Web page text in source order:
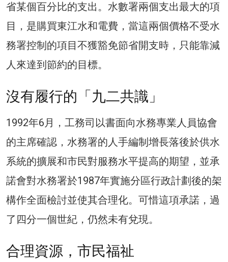
省某個百分比的支出。水數署兩個支出最大的項
目，是購買東江水和電費，當這兩個價格不受水
務署控制的項目不獲豁免節省開支時，只能靠減
人來達到節約的目標。
沒有履行的「九二共識」
1992年6月，工務司以書面向水務專業人員協會
的主席確認，水務署的人手編制增長落後於供水
系統的擴展和市民對服務水平提高的期望，並承
諾會對水務署於1987年實施分區行政計劃後的架
構作全面檢討並使其合理化。可惜這項承諾，過
了四分一個世紀，仍然未有兌現。
合理資源，市民福祉